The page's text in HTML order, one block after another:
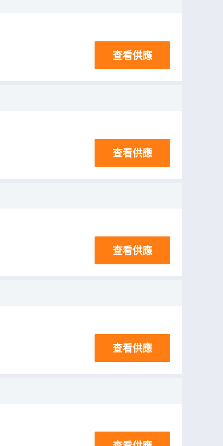
查看供應
查看供應
查看供應
查看供應